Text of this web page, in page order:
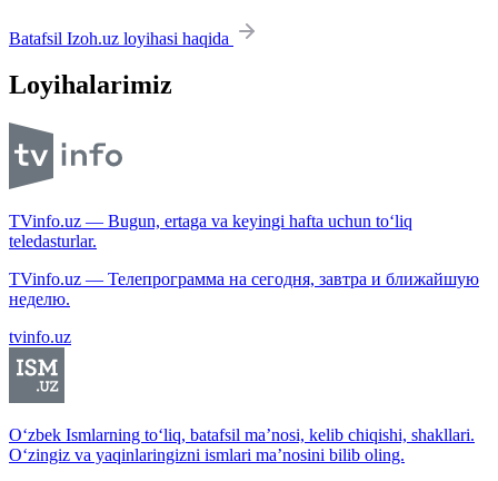
Batafsil Izoh.uz loyihasi haqida
Loyihalarimiz
TVinfo.uz — Bugun, ertaga va keyingi hafta uchun to‘liq
teledasturlar.
TVinfo.uz — Телепрограмма на сегодня, завтра и ближайшую
неделю.
tvinfo.uz
O‘zbek Ismlarning to‘liq, batafsil ma’nosi, kelib chiqishi, shakllari.
O‘zingiz va yaqinlaringizni ismlari ma’nosini bilib oling.